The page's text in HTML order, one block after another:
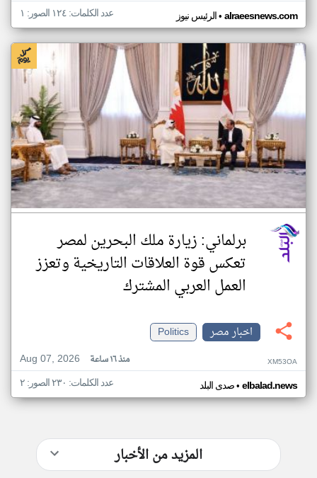
الرئيس نيوز• alraeesnews.com عدد الكلمات: ١٢٤ الصور: ١
برلماني: زيارة ملك البحرين لمصر
تعكس قوة العلاقات التاريخية وتعزز
العمل العربي المشترك
اخبار مصر
Politics
Aug 07, 2026
منذ ١٦ ساعة XM53OA
صدى البلد• elbalad.news عدد الكلمات: ٢٣٠ الصور: ٢
المزيد من الأخبار